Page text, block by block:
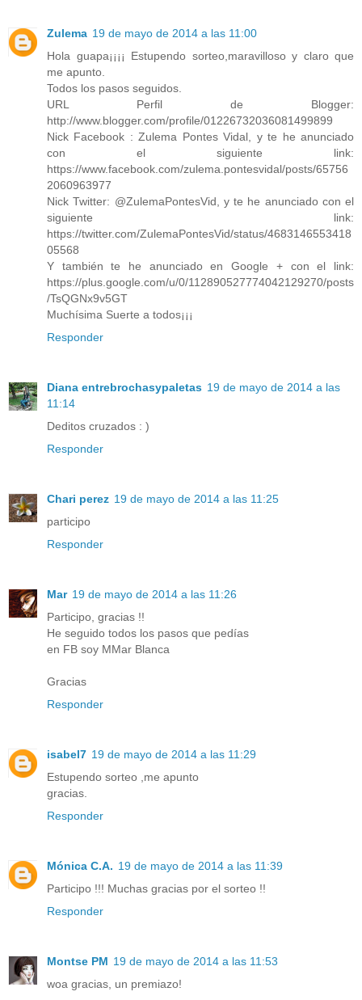
Zulema 19 de mayo de 2014 a las 11:00
Hola guapa¡¡¡¡ Estupendo sorteo,maravilloso y claro que
me apunto.
Todos los pasos seguidos.
URL Perfil de Blogger:
http://www.blogger.com/profile/01226732036081499899
Nick Facebook : Zulema Pontes Vidal, y te he anunciado
con el siguiente link:
https://www.facebook.com/zulema.pontesvidal/posts/65756
2060963977
Nick Twitter: @ZulemaPontesVid, y te he anunciado con el
siguiente link:
https://twitter.com/ZulemaPontesVid/status/4683146553418
05568
Y también te he anunciado en Google + con el link:
https://plus.google.com/u/0/112890527774042129270/posts
/TsQGNx9v5GT
Muchísima Suerte a todos¡¡¡
Responder
Diana entrebrochasypaletas 19 de mayo de 2014 a las
11:14
Deditos cruzados : )
Responder
Chari perez 19 de mayo de 2014 a las 11:25
participo
Responder
Mar 19 de mayo de 2014 a las 11:26
Participo, gracias !!
He seguido todos los pasos que pedías
en FB soy MMar Blanca
Gracias
Responder
isabel7 19 de mayo de 2014 a las 11:29
Estupendo sorteo ,me apunto
gracias.
Responder
Mónica C.A. 19 de mayo de 2014 a las 11:39
Participo !!! Muchas gracias por el sorteo !!
Responder
Montse PM 19 de mayo de 2014 a las 11:53
woa gracias, un premiazo!